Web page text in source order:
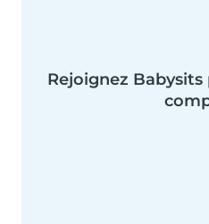
Rejoignez